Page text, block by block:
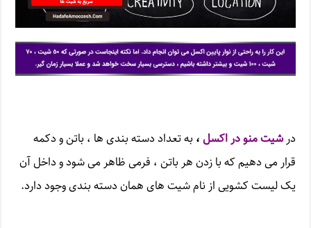
درشیت منو در اکسل، به تعداد دسته بندی ها ، باتن و دکمه
قرار می دهیم که با زدن هر باتن ، فرمی ظاهر می شود و داخل آن
یک لیست کشویی از نام شیت های همان دسته بندی وجود دارد.